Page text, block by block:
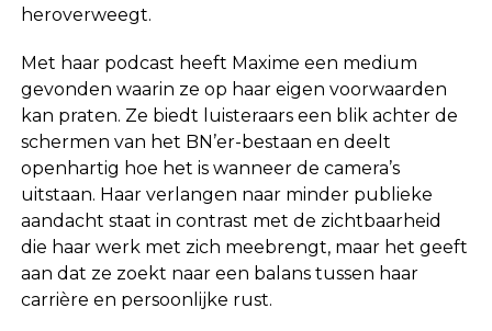
heroverweegt.
Met haar podcast heeft Maxime een medium
gevonden waarin ze op haar eigen voorwaarden
kan praten. Ze biedt luisteraars een blik achter de
schermen van het BN’er-bestaan en deelt
openhartig hoe het is wanneer de camera’s
uitstaan. Haar verlangen naar minder publieke
aandacht staat in contrast met de zichtbaarheid
die haar werk met zich meebrengt, maar het geeft
aan dat ze zoekt naar een balans tussen haar
carrière en persoonlijke rust.